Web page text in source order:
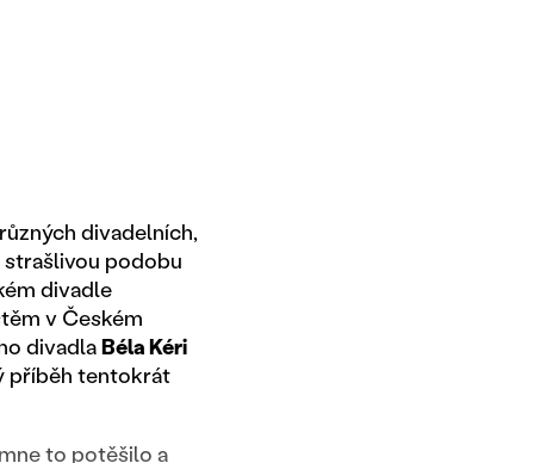
divadelních,
strašlivou podobu
divadle
v Českém
divadlaBéla Kéri
příběh tentokrát
to potěšilo a